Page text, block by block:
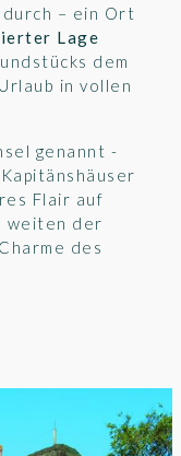
– ein Ort
Lage
dem
in vollen
genannt -
Flair auf
weiten der
des